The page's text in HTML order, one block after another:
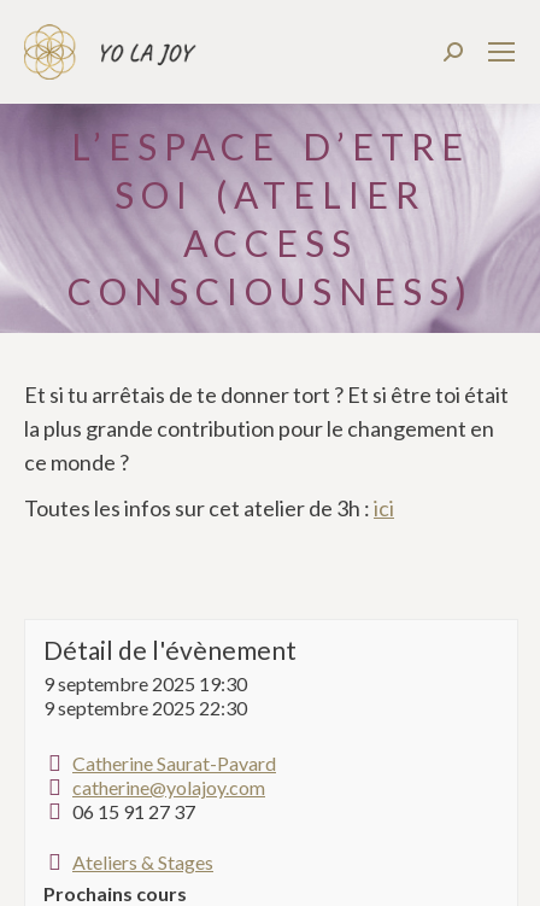
L’ESPACE D’ETRE
SOI (ATELIER
ACCESS
CONSCIOUSNESS)
Et si tu arrêtais de te donner tort ? Et si être toi était
la plus grande contribution pour le changement en
ce monde ?
Toutes les infos sur cet atelier de 3h :ici
Détail de l'évènement
9 septembre 2025 19:30
9 septembre 2025 22:30
Catherine Saurat-Pavard
catherine@yolajoy.com
06 15 91 27 37
Ateliers & Stages
Prochains cours